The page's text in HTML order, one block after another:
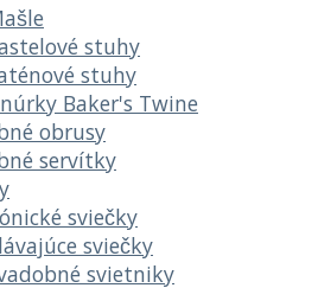
stuhy
stuhy
Baker's Twine
obrusy
servítky
sviečky
sviečky
svietniky